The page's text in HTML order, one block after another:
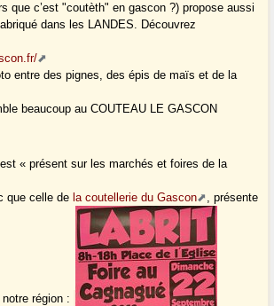
que c’est "coutèth" en gascon ?) propose aussi
dans les LANDES. Découvrez
entre des pignes, des épis de maïs et de la
beaucoup au COUTEAU LE GASCON
« présent sur les marchés et foires de la
que celle de la coutellerie du Gascon , présente
région :